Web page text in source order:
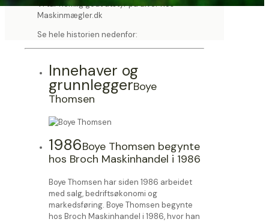
Vi tar nemlig godt utstyr på alvor hos
Maskinmægler.dk
Se hele historien nedenfor:
Innehaver og
grunnleggerBoye
Thomsen
1986Boye Thomsen begynte
hos Broch Maskinhandel i 1986
Boye Thomsen har siden 1986 arbeidet
med salg, bedriftsøkonomi og
markedsføring. Boye Thomsen begynte
hos Broch Maskinhandel i 1986, hvor han